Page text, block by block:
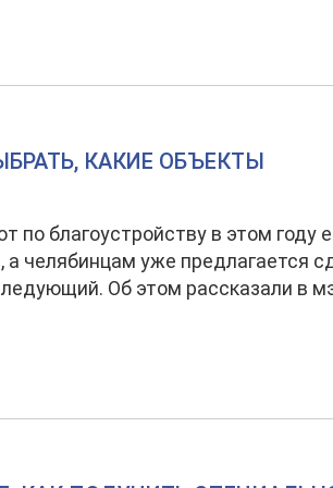
КАКИЕ ОБЪЕКТЫ
по благоустройству в этом году
а челябинцам уже предлагается
Об этом рассказали в